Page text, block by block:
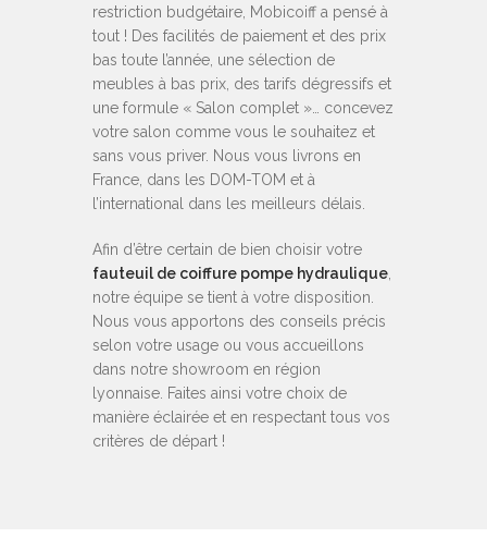
restriction budgétaire, Mobicoiff a pensé à
tout ! Des facilités de paiement et des prix
bas toute l’année, une sélection de
meubles à bas prix, des tarifs dégressifs et
une formule « Salon complet »… concevez
votre salon comme vous le souhaitez et
sans vous priver. Nous vous livrons en
France, dans les DOM-TOM et à
l’international dans les meilleurs délais.
Afin d’être certain de bien choisir votre
fauteuil de coiffure pompe hydraulique,
notre équipe se tient à votre disposition.
Nous vous apportons des conseils précis
selon votre usage ou vous accueillons
dans notre showroom en région
lyonnaise. Faites ainsi votre choix de
manière éclairée et en respectant tous vos
critères de départ !